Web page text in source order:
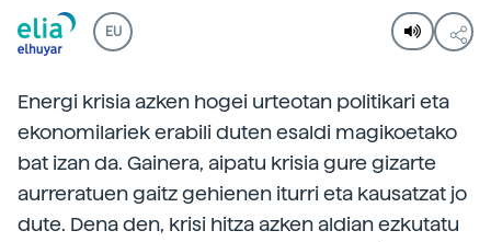
EU
Energi krisia azken hogei urteotan politikari eta
ekonomilariek erabili duten esaldi magikoetako
bat izan da. Gainera, aipatu krisia gure gizarte
aurreratuen gaitz gehienen iturri eta kausatzat jo
dute. Dena den, krisi hitza azken aldian ezkutatu